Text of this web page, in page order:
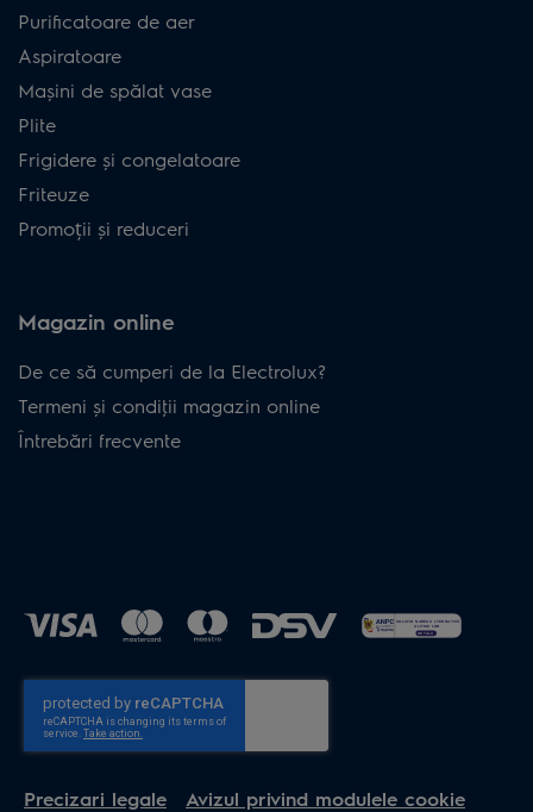
Purificatoare de aer
Aspiratoare
Mașini de spălat vase
Plite
Frigidere și congelatoare
Friteuze
Promoții și reduceri
Magazin online
De ce să cumperi de la Electrolux?
Termeni și condiţii magazin online
Întrebări frecvente
Precizari legale Avizul privind modulele cookie